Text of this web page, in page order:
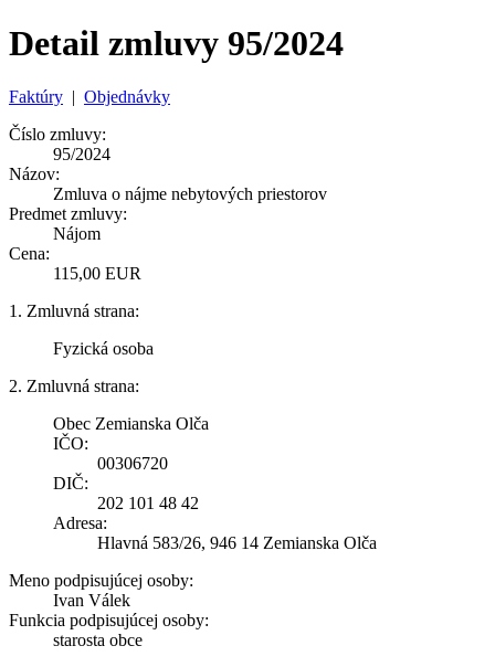
Detail zmluvy 95/2024
Faktúry | Objednávky
Číslo zmluvy:
95/2024
Názov:
Zmluva o nájme nebytových priestorov
Predmet zmluvy:
Nájom
Cena:
115,00 EUR
1. Zmluvná strana:
Fyzická osoba
2. Zmluvná strana:
Obec Zemianska Olča
IČO:
00306720
DIČ:
202 101 48 42
Adresa:
Hlavná 583/26, 946 14 Zemianska Olča
Meno podpisujúcej osoby:
Ivan Válek
Funkcia podpisujúcej osoby:
starosta obce